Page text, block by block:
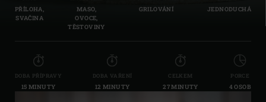
PŘÍLOHA,
SVAČINA
MASO,
OVOCE,
TĚSTOVINY
GRILOVÁNÍ JEDNODUCHÁ
DOBA PŘÍPRAVY
15 MINUTY
DOBA VAŘENÍ
12 MINUTY
CELKEM
27 MINUTY
PORCE
4 OSOB